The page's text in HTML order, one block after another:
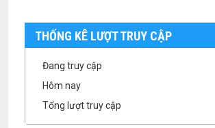
THỐNG KÊ LƯỢT TRUY CẬP
Đang truy cập
Hôm nay
Tổng lượt truy cập